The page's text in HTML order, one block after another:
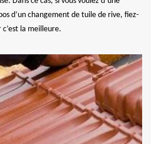
d’un changement de tuile de rive, fiez-
la meilleure.